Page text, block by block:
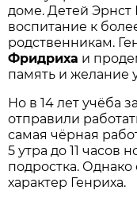
доме. Детей
воспитание к
родственникам.
Фридриха и
память и желание
Но в 14 лет учёба
отправили
самая чёрная
5 утра до 11 часов
подростка.
характер Генриха.